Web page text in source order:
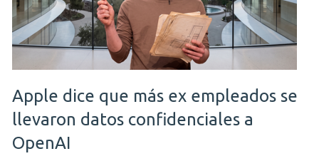
Apple dice que más ex empleados se
llevaron datos confidenciales a
OpenAI